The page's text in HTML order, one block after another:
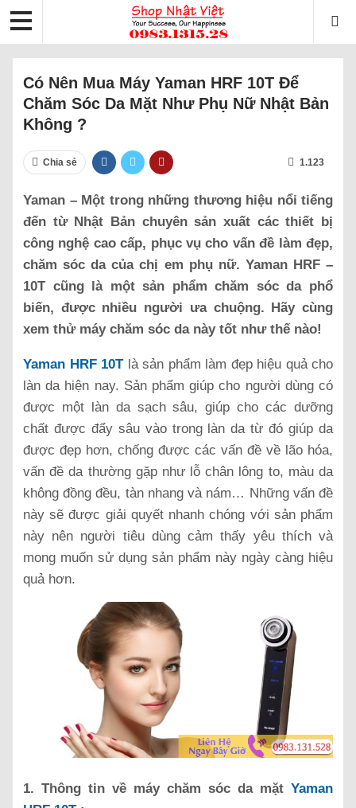
Có Nên Mua Máy Yaman HRF 10T Để
Chăm Sóc Da Mặt Như Phụ Nữ Nhật Bản
Không ?
Chia sẻ 1.123
Yaman – Một trong những thương hiệu nổi tiếng
đến từ Nhật Bản chuyên sản xuất các thiết bị
công nghệ cao cấp, phục vụ cho vấn đề làm đẹp,
chăm sóc da của chị em phụ nữ. Yaman HRF –
10T cũng là một sản phẩm chăm sóc da phổ
biến, được nhiều người ưa chuộng. Hãy cùng
xem thử máy chăm sóc da này tốt như thế nào!
Yaman HRF 10T là sản phẩm làm đẹp hiệu quả cho
làn da hiện nay. Sản phẩm giúp cho người dùng có
được một làn da sạch sâu, giúp cho các dưỡng
chất được đẩy sâu vào trong làn da từ đó giúp da
được đẹp hơn, chống được các vấn đề về lão hóa,
vấn đề da thường gặp như lỗ chân lông to, màu da
không đồng đều, tàn nhang và nám… Những vấn đề
này sẽ được giải quyết nhanh chóng với sản phẩm
này nên người tiêu dùng cảm thấy yêu thích và
mong muốn sử dụng sản phẩm này ngày càng hiệu
quả hơn.
1. Thông tin về máy chăm sóc da mặt Yaman